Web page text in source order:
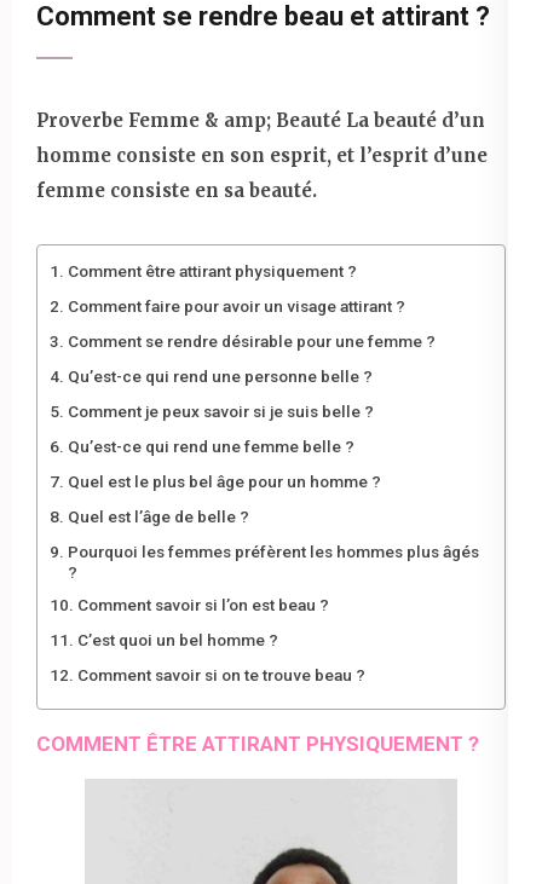
Comment se rendre beau et attirant ?
Proverbe Femme & amp; Beauté La beauté d’un
homme consiste en son esprit, et l’esprit d’une
femme consiste en sa beauté.
Comment être attirant physiquement ?
Comment faire pour avoir un visage attirant ?
Comment se rendre désirable pour une femme ?
Qu’est-ce qui rend une personne belle ?
Comment je peux savoir si je suis belle ?
Qu’est-ce qui rend une femme belle ?
Quel est le plus bel âge pour un homme ?
Quel est l’âge de belle ?
Pourquoi les femmes préfèrent les hommes plus âgés
?
Comment savoir si l’on est beau ?
C’est quoi un bel homme ?
Comment savoir si on te trouve beau ?
COMMENT ÊTRE ATTIRANT PHYSIQUEMENT ?